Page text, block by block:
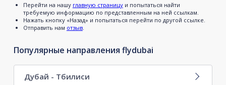
Перейти на нашу главную страницуи попытаться найти
требуемую информацию по представленным на ней ссылкам.
Нажать кнопку «Назад» и попытаться перейти по другой ссылке.
Отправить нам отзыв.
Популярные направления flydubai
Дубай - Тбилиси